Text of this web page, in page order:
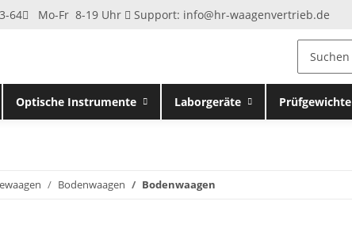
64 Mo-Fr 8-19 Uhr Support: info@hr-waagenvertrieb.de
Optische Instrumente Laborgeräte Prüfgewichte
Bodenwaagen Bodenwaagen